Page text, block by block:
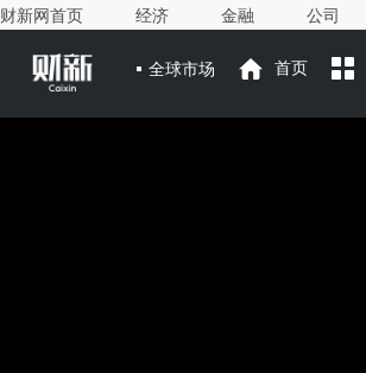
财新网首页 经济 金融 公司
全球市场 首页